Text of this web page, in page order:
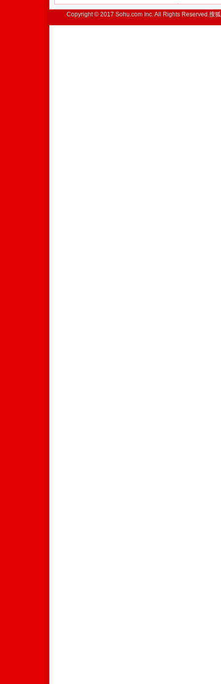
Copyright © 2017 Sohu.com Inc. All Rights Reserved.搜